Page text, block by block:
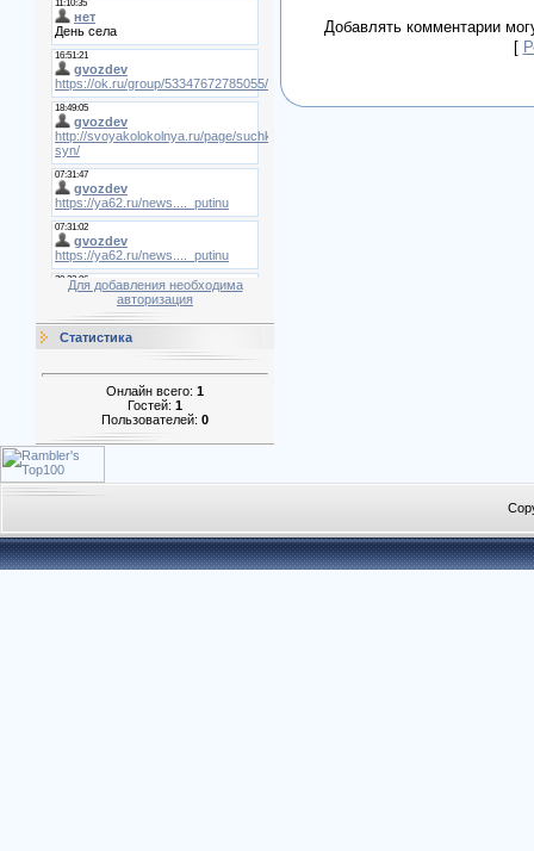
Для добавления необходима
авторизация
Статистика
Онлайн всего: 1
Гостей: 1
Пользователей: 0
Добавлять комментарии
[